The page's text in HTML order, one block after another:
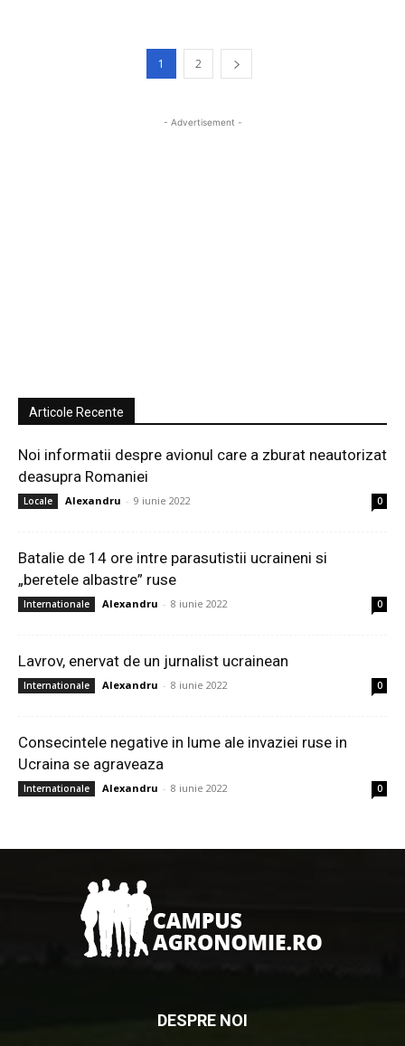
1 2
- Advertisement -
Articole Recente
Noi informatii despre avionul care a zburat neautorizat
deasupra Romaniei
Locale Alexandru - 9 iunie 2022 0
Batalie de 14 ore intre parasutistii ucraineni si
„beretele albastre” ruse
Internationale Alexandru - 8 iunie 2022 0
Lavrov, enervat de un jurnalist ucrainean
Internationale Alexandru - 8 iunie 2022 0
Consecintele negative in lume ale invaziei ruse in
Ucraina se agraveaza
Internationale Alexandru - 8 iunie 2022 0
DESPRE NOI